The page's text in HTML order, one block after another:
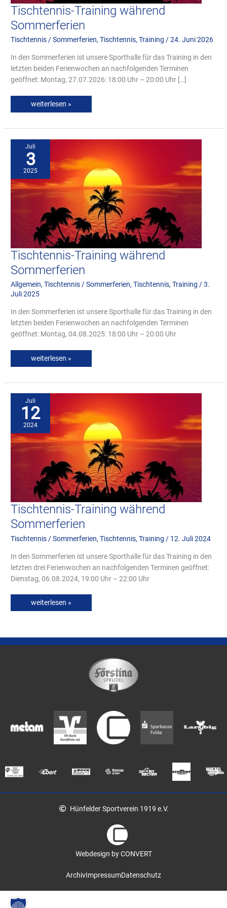
Tischtennis-Training während
Sommerferien
Tischtennis/Sommerferien,Tischtennis,Training /24. Juni 2026
In den Sommerferien ist unsere Sporthalle für das Training in den
letzten beiden Ferienwochen an nachfolgenden Terminen
geöffnet: Montag, 27.07.2026: 18:00 Uhr – 20:00 Uhr […]
weiterlesen »
Juli
3
2025
Tischtennis-Training während
Sommerferien
Allgemein,Tischtennis/Sommerferien,Tischtennis,Training /3.
Juli 2025
In den Sommerferien ist unsere Sporthalle für das Training in den
letzten beiden Ferienwochen an nachfolgenden Terminen
geöffnet: Montag, 04.08.2025: 18:00 Uhr – 20:00 Uhr
Tischtennis-
Training
während
Sommerferien
weiterlesen »
Juli
12
2024
Tischtennis-Training während
Sommerferien
Tischtennis/Sommerferien,Tischtennis,Training / 12. Juli 2024
In den Sommerferien ist unsere Sporthalle für das Training in den
letzten drei Ferienwochen an nachfolgenden Terminen geöffnet:
Dienstag, 06.08.2024, 19:00 Uhr – 22:00 Uhr
Tischtennis-
Training
während
Sommerferien
weiterlesen »
Hünfelder Sportverein 1919 e.V.
Webdesign by CONVERT
ArchivImpressumDatenschutz